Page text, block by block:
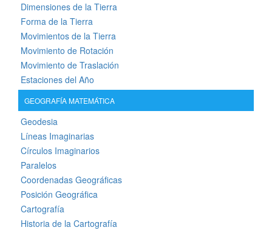
Dimensiones de la Tierra
Forma de la Tierra
Movimientos de la Tierra
Movimiento de Rotación
Movimiento de Traslación
Estaciones del Año
GEOGRAFÍA MATEMÁTICA
Geodesia
Líneas Imaginarias
Círculos Imaginarios
Paralelos
Coordenadas Geográficas
Posición Geográfica
Cartografía
Historia de la Cartografía